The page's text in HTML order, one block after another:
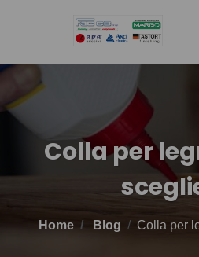
AZIENDA
RETE DI VENDITA
TECNOLOGIA
Colla per
Home Blog Colla per